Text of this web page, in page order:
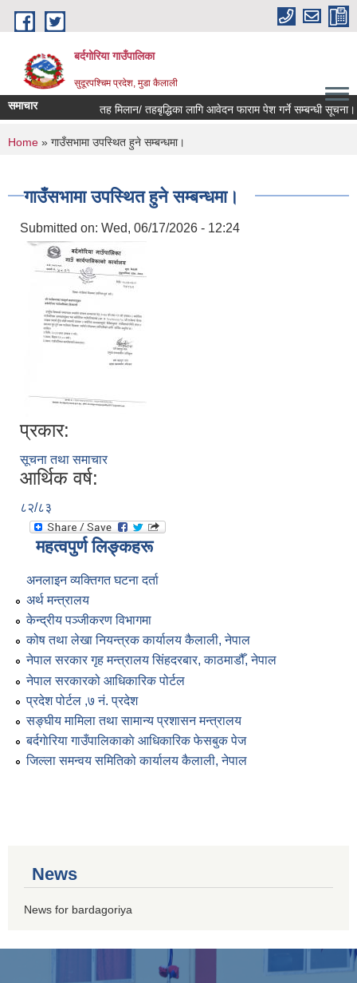
Skip to main content
बर्दगोरिया गाउँपालिका
सुदूरपश्चिम प्रदेश, मुडा कैलाली
समाचार तह मिलान/ तहबृद्धिका लागि आवेदन फाराम पेश गर्ने सम्बन्धी सूचना।
You are here
Home » गाउँसभामा उपस्थित हुने सम्बन्धमा।
गाउँसभामा उपस्थित हुने सम्बन्धमा।
Submitted on: Wed, 06/17/2026 - 12:24
प्रकार:
सूचना तथा समाचार
आर्थिक वर्ष:
८२/८३
महत्वपुर्ण लिङ्कहरू
अनलाइन व्यक्तिगत घटना दर्ता
अर्थ मन्त्रालय
केन्द्रीय पञ्जीकरण विभागमा
कोष तथा लेखा नियन्त्रक कार्यालय कैलाली, नेपाल
नेपाल सरकार गृह मन्त्रालय सिंहदरबार, काठमाडौँ, नेपाल
नेपाल सरकारको आधिकारिक पोर्टल
प्रदेश पोर्टल ,७ नं. प्रदेश
सङ्घीय मामिला तथा सामान्य प्रशासन मन्त्रालय
बर्दगाेरिया गाउँपालिकाकाे आधिकारिक फेसबुक पेज
जिल्ला समन्वय समितिको कार्यालय कैलाली, नेपाल
News
News for bardagoriya